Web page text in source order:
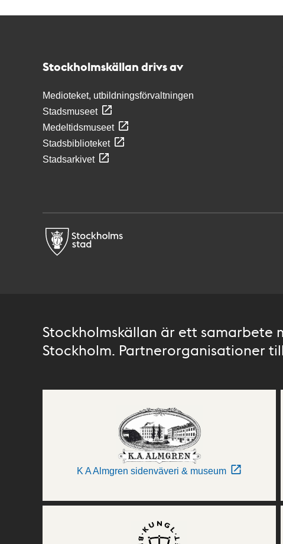
Stockholmskällan drivs av
Medioteket, utbildningsförvaltningen
Stadsmuseet
Medeltidsmuseet
Stadsbiblioteket
Stadsarkivet
Stockholmskällan är ett samarbete
Stockholm. Partnerorganisationer
K A Almgren sidenväveri & museum